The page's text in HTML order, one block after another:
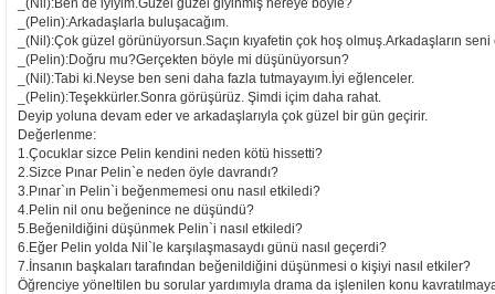
_(Nil):Ben de iyiyim.Güzel güzel giyinmiş nereye böyle?
_(Pelin):Arkadaşlarla buluşacağım.
_(Nil):Çok güzel görünüyorsun.Saçın kıyafetin çok hoş olmuş.Arkadaşların
_(Pelin):Doğru mu?Gerçekten böyle mi düşünüyorsun?
_(Nil):Tabi ki.Neyse ben seni daha fazla tutmayayım.İyi eğlenceler.
_(Pelin):Teşekkürler.Sonra görüşürüz. Şimdi içim daha rahat.
Deyip yoluna devam eder ve arkadaşlarıyla çok güzel bir gün geçirir.
Değerlenme:
1.Çocuklar sizce Pelin kendini neden kötü hissetti?
2.Sizce Pınar Pelin`e neden öyle davrandı?
3.Pınar`ın Pelin`i beğenmemesi onu nasıl etkiledi?
4.Pelin nil onu beğenince ne düşündü?
5.Beğenildiğini düşünmek Pelin`i nasıl etkiledi?
6.Eğer Pelin yolda Nil`le karşılaşmasaydı günü nasıl geçerdi?
7.İnsanın başkaları tarafından beğenildiğini düşünmesi o kişiyi nasıl etkiler?
Öğrenciye yöneltilen bu sorular yardımıyla drama da işlenilen konu kavratılmaya